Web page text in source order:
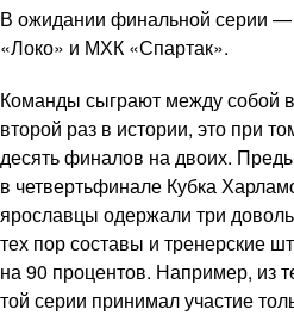
В ожидании финальной серии —
«Локо» и МХК «Спартак».
Команды сыграют между собой
второй раз в истории, это при
десять финалов на двоих.
в четвертьфинале Кубка
ярославцы одержали три
тех пор составы и тренерские
на 90 процентов. Например, из
той серии принимал участие